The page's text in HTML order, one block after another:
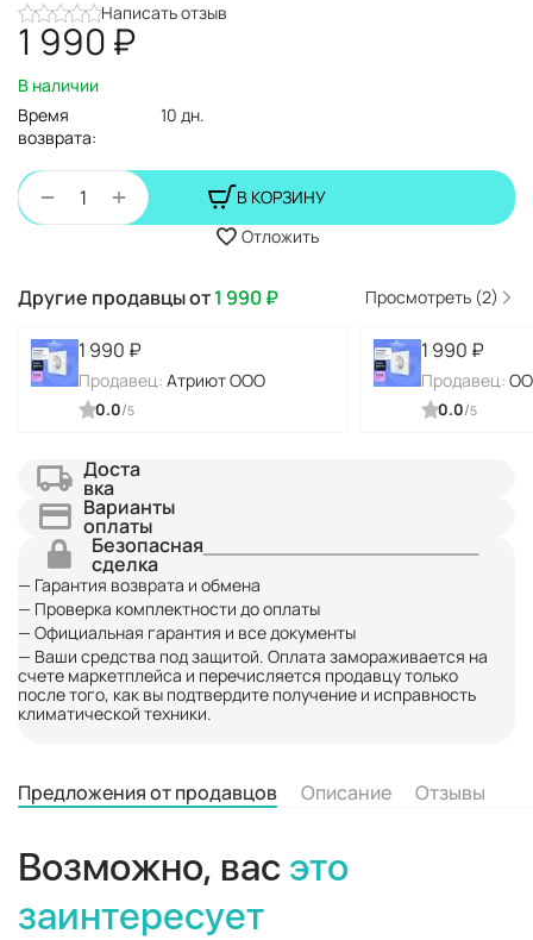
Написать отзыв
1 990₽
В наличии
Время
возврата:
10 дн.
+
−
В КОРЗИНУ
Отложить
Другие продавцы от1 990₽ Просмотреть (2)
1 990 ₽
Продавец: Атриют ООО
0.0/5
1 990 ₽
Продавец:
0.0/5
Доста
вка
Варианты
оплаты
Безопасная
сделка
— Гарантия возврата и обмена
— Проверка комплектности до оплаты
— Официальная гарантия и все документы
— Ваши средства под защитой. Оплата замораживается на
счете маркетплейса и перечисляется продавцу только
после того, как вы подтвердите получение и исправность
климатической техники.
Предложения от продавцов Описание Отзывы
Возможно, вас это
заинтересует